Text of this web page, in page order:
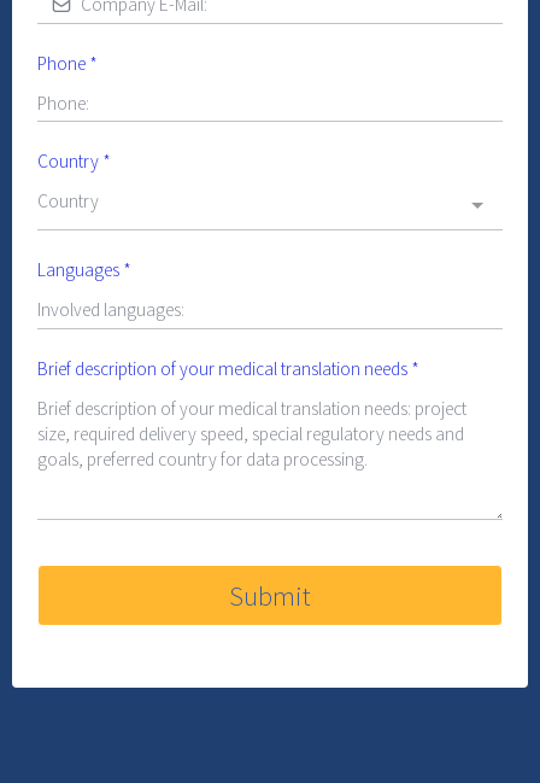
Phone *
Country *
Country
Languages *
Brief description of your medical translation needs *
Submit